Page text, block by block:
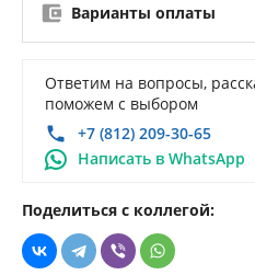
Варианты оплаты
Ответим на вопросы,
поможем с выбором
+7 (812) 209-30-65
Написать в WhatsApp
Поделиться с коллегой: